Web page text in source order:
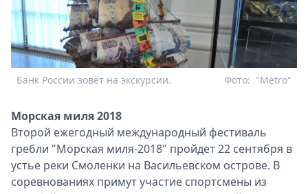
Банк России зовёт на экскурсии. "Metro"
Фото:
Морская миля 2018
Второй ежегодный международный фестиваль
гребли "Морская миля-2018" пройдет 22 сентября в
устье реки Смоленки на Васильевском острове. В
соревнованиях примут участие спортсмены из